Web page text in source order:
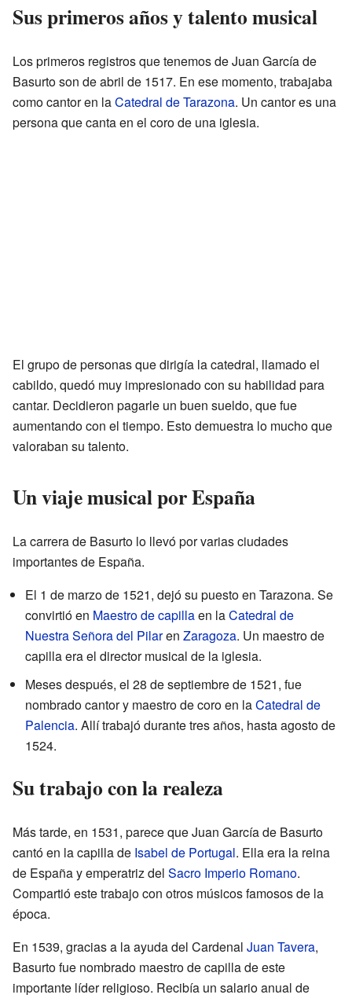
Sus primeros años y talento musical
Los primeros registros que tenemos de Juan García de
Basurto son de abril de 1517. En ese momento, trabajaba
como cantor en laCatedral de Tarazona. Un cantor es una
persona que canta en el coro de una iglesia.
El grupo de personas que dirigía la catedral, llamado el
cabildo, quedó muy impresionado con su habilidad para
cantar. Decidieron pagarle un buen sueldo, que fue
aumentando con el tiempo. Esto demuestra lo mucho que
valoraban su talento.
Un viaje musical por España
La carrera de Basurto lo llevó por varias ciudades
importantes de España.
El 1 de marzo de 1521, dejó su puesto en Tarazona. Se
convirtió en Maestro de capillaen laCatedral de
Nuestra Señora del Pilaren Zaragoza. Un maestro de
capilla era el director musical de la iglesia.
Meses después, el 28 de septiembre de 1521, fue
nombrado cantor y maestro de coro en laCatedral de
Palencia. Allí trabajó durante tres años, hasta agosto de
1524.
Su trabajo con la realeza
Más tarde, en 1531, parece que Juan García de Basurto
cantó en la capilla de Isabel de Portugal. Ella era la reina
de España y emperatriz del Sacro Imperio Romano.
Compartió este trabajo con otros músicos famosos de la
época.
En 1539, gracias a la ayuda del Cardenal Juan Tavera,
Basurto fue nombrado maestro de capilla de este
importante líder religioso. Recibía un salario anual de